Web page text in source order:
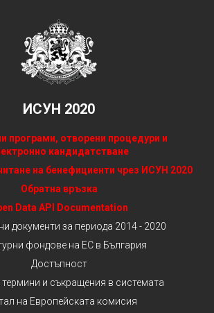
ИСУН 2020
програми, отворени процедури и
кандидатстване
на бенефициенти чрез ИСУН 2020
Обратна връзка
Data API Documentation
документи за периода 2014 - 2020
фондове на ЕС в България
Достъпност
термини и съкращения в системата
на Европейската комисия